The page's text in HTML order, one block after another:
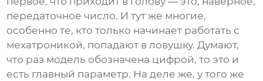
передаточное число. И тут же многие,
особенно те, кто только начинает работать с
мехатроникой, попадают в ловушку. Думают,
что раз модель обозначена цифрой, то это и
есть главный параметр. На деле же, у того же